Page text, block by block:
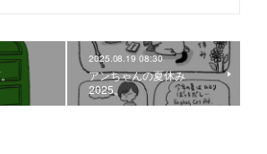
2025.08.19 08:30
アンちゃんの夏休み
2025。